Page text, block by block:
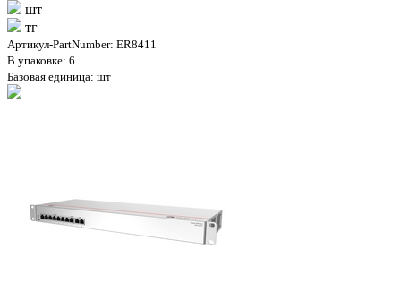
шт
тг
Артикул-PartNumber: ER8411
В упаковке: 6
Базовая единица: шт